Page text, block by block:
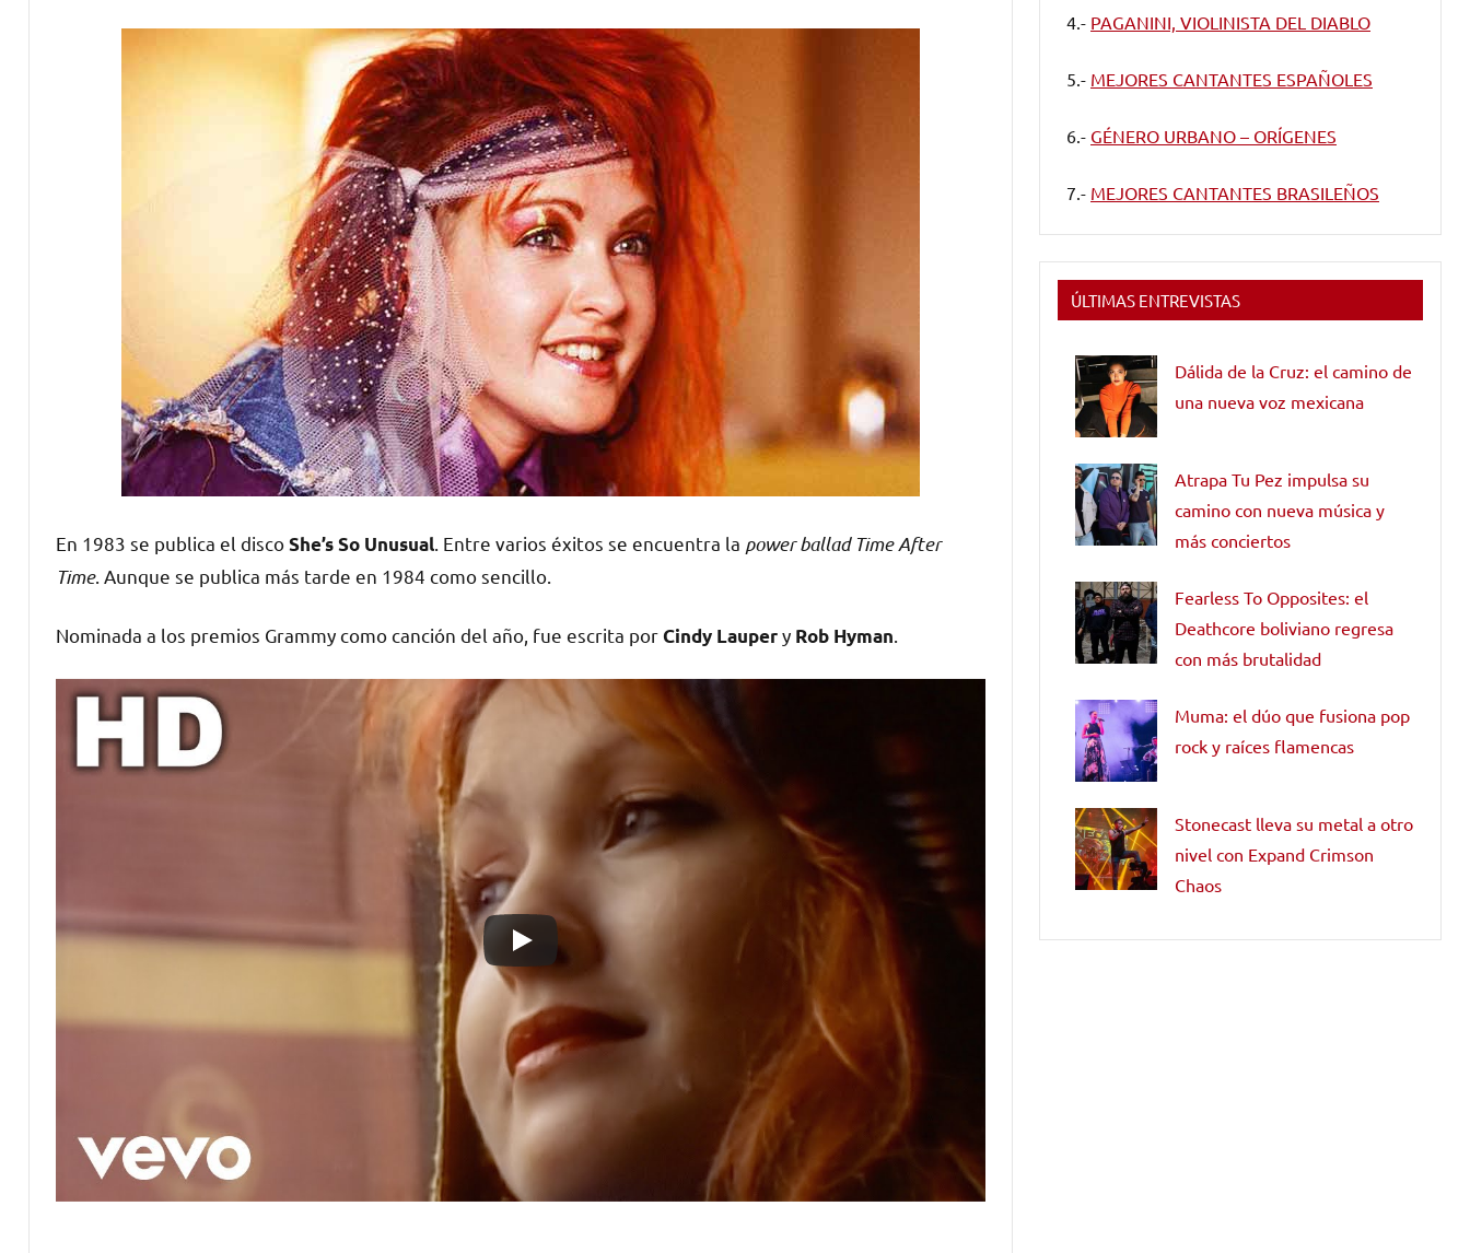
En 1983 se publica el discoShe’s So Unusual. Entre varios éxitos se encuentra la power ballad Time After
Time. Aunque se publica más tarde en 1984 como sencillo.
Nominada a los premios Grammy como canción del año, fue escrita porCindy Laupery Rob Hyman.
4.- PAGANINI, VIOLINISTA DEL DIABLO
5.- MEJORES CANTANTES ESPAÑOLES
6.- GÉNERO URBANO – ORÍGENES
7.- MEJORES CANTANTES BRASILEÑOS
ÚLTIMAS ENTREVISTAS
Dálida de la Cruz: el camino de
una nueva voz mexicana
Atrapa Tu Pez impulsa su
camino con nueva música y
más conciertos
Fearless To Opposites: el
Deathcore boliviano regresa
con más brutalidad
Muma: el dúo que fusiona pop
rock y raíces flamencas
Stonecast lleva su metal a otro
nivel con Expand Crimson
Chaos